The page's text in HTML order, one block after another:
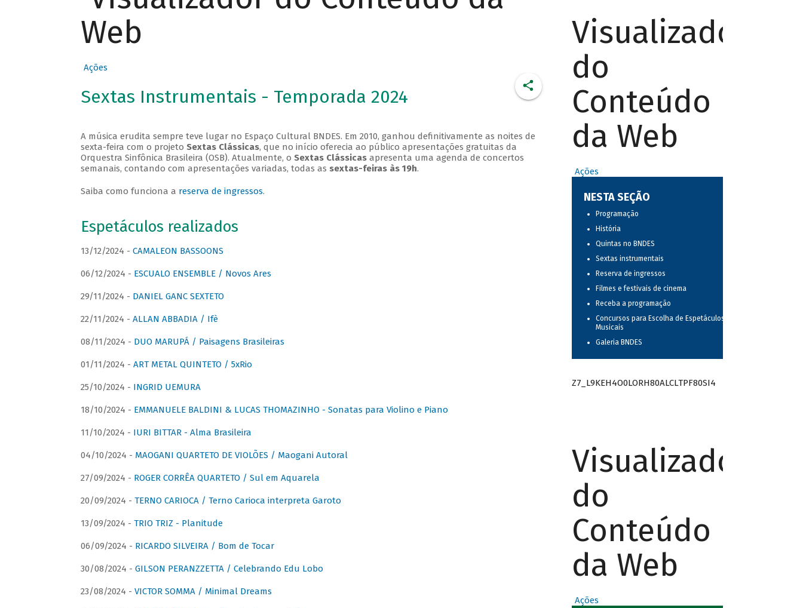
Web
Ações
Sextas Instrumentais - Temporada 2024
A música erudita sempre teve lugar no Espaço Cultural BNDES. Em 2010, ganhou definitivamente as noites de
sexta-feira com o projeto Sextas Clássicas, que no início oferecia ao público apresentações gratuitas da
Orquestra Sinfônica Brasileira (OSB). Atualmente, o Sextas Clássicasapresenta uma agenda de concertos
semanais, contando com apresentações variadas, todas as sextas-feiras às 19h.
Saiba como funciona a reserva de ingressos.
Espetáculos realizados
13/12/2024 - CAMALEON BASSOONS
06/12/2024 - ESCUALO ENSEMBLE / Novos Ares
29/11/2024 - DANIEL GANC SEXTETO
22/11/2024 - ALLAN ABBADIA / Ifè
08/11/2024 - DUO MARUPÁ / Paisagens Brasileiras
01/11/2024 - ART METAL QUINTETO / 5xRio
25/10/2024 - INGRID UEMURA
18/10/2024 - EMMANUELE BALDINI & LUCAS THOMAZINHO - Sonatas para Violino e Piano
11/10/2024 - IURI BITTAR - Alma Brasileira
04/10/2024 - MAOGANI QUARTETO DE VIOLÕES / Maogani Autoral
27/09/2024 - ROGER CORRÊA QUARTETO / Sul em Aquarela
20/09/2024 - TERNO CARIOCA / Terno Carioca interpreta Garoto
13/09/2024 - TRIO TRIZ - Planitude
06/09/2024 - RICARDO SILVEIRA / Bom de Tocar
30/08/2024 - GILSON PERANZZETTA / Celebrando Edu Lobo
23/08/2024 - VICTOR SOMMA / Minimal Dreams
Visualizador
do
Conteúdo
da Web
Ações
NESTA SEÇÃO
Programação
História
Quintas no BNDES
Sextas instrumentais
Reserva de ingressos
Filmes e festivais de cinema
Receba a programação
Concursos para Escolha de Espetáculos
Musicais
Galeria BNDES
Z7_L9KEH4O0LORH80ALCLTPF80SI4
Visualizador
do
Conteúdo
da Web
Ações